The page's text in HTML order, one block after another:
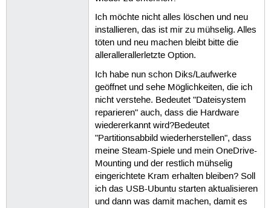
Ich möchte nicht alles löschen und neu
installieren, das ist mir zu mühselig. Alles
töten und neu machen bleibt bitte die
allerallerallerletzte Option.
Ich habe nun schon Diks/Laufwerke
geöffnet und sehe Möglichkeiten, die ich
nicht verstehe. Bedeutet "Dateisystem
reparieren" auch, dass die Hardware
wiedererkannt wird?Bedeutet
"Partitionsabbild wiederherstellen", dass
meine Steam-Spiele und mein OneDrive-
Mounting und der restlich mühselig
eingerichtete Kram erhalten bleiben? Soll
ich das USB-Ubuntu starten aktualisieren
und dann was damit machen, damit es